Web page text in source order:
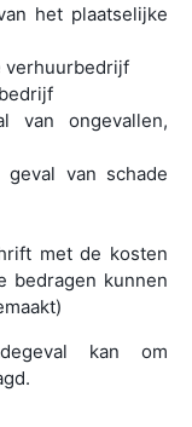
het plaatselijke
verhuurbedrijf
van ongevallen,
van schade
met de kosten
bedragen kunnen
kan om